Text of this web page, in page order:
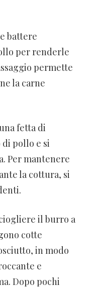
battere
per renderle
permette
la carne
fetta di
pollo e si
Per mantenere
la cottura, si
il burro a
cotte
in modo
e
Dopo pochi